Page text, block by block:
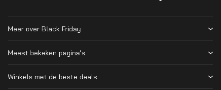
Meer over Black Friday
Wanneer is Black Friday?
Cyber Monday 2026
Over ons
Meest bekeken pagina's
Winkels met de beste deals